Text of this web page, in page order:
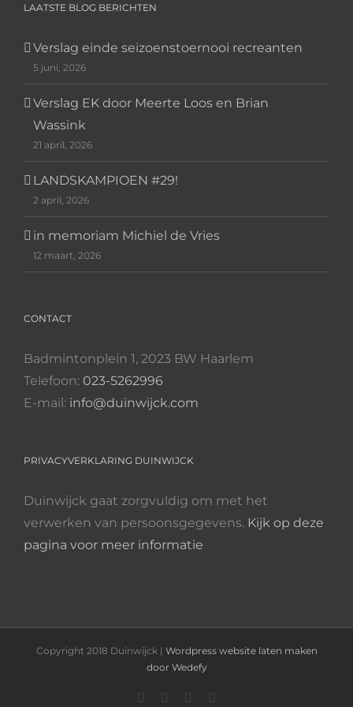
LAATSTE BLOG BERICHTEN
Verslag einde seizoenstoernooi recreanten
5 juni, 2026
Verslag EK door Meerte Loos en Brian
Wassink
21 april, 2026
LANDSKAMPIOEN #29!
2 april, 2026
in memoriam Michiel de Vries
12 maart, 2026
CONTACT
Badmintonplein 1, 2023 BW Haarlem
Telefoon: 023-5262996
E-mail: info@duinwijck.com
PRIVACYVERKLARING DUINWIJCK
Duinwijck gaat zorgvuldig om met het
verwerken van persoonsgegevens. Kijk op deze
pagina voor meer informatie
Copyright 2018 Duinwijck | Wordpress website laten maken
door Wedefy
InstagramFacebookYouTube